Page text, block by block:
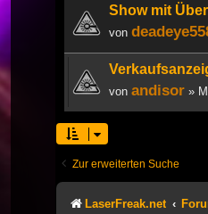
Show mit
von
von andisor »
Zur erweiterten Suche
LaserFreak.net